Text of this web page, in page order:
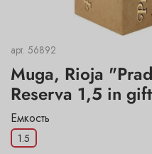
арт. 56892
Muga, Rioja
Reserva 1,5 in
Емкость
1.5